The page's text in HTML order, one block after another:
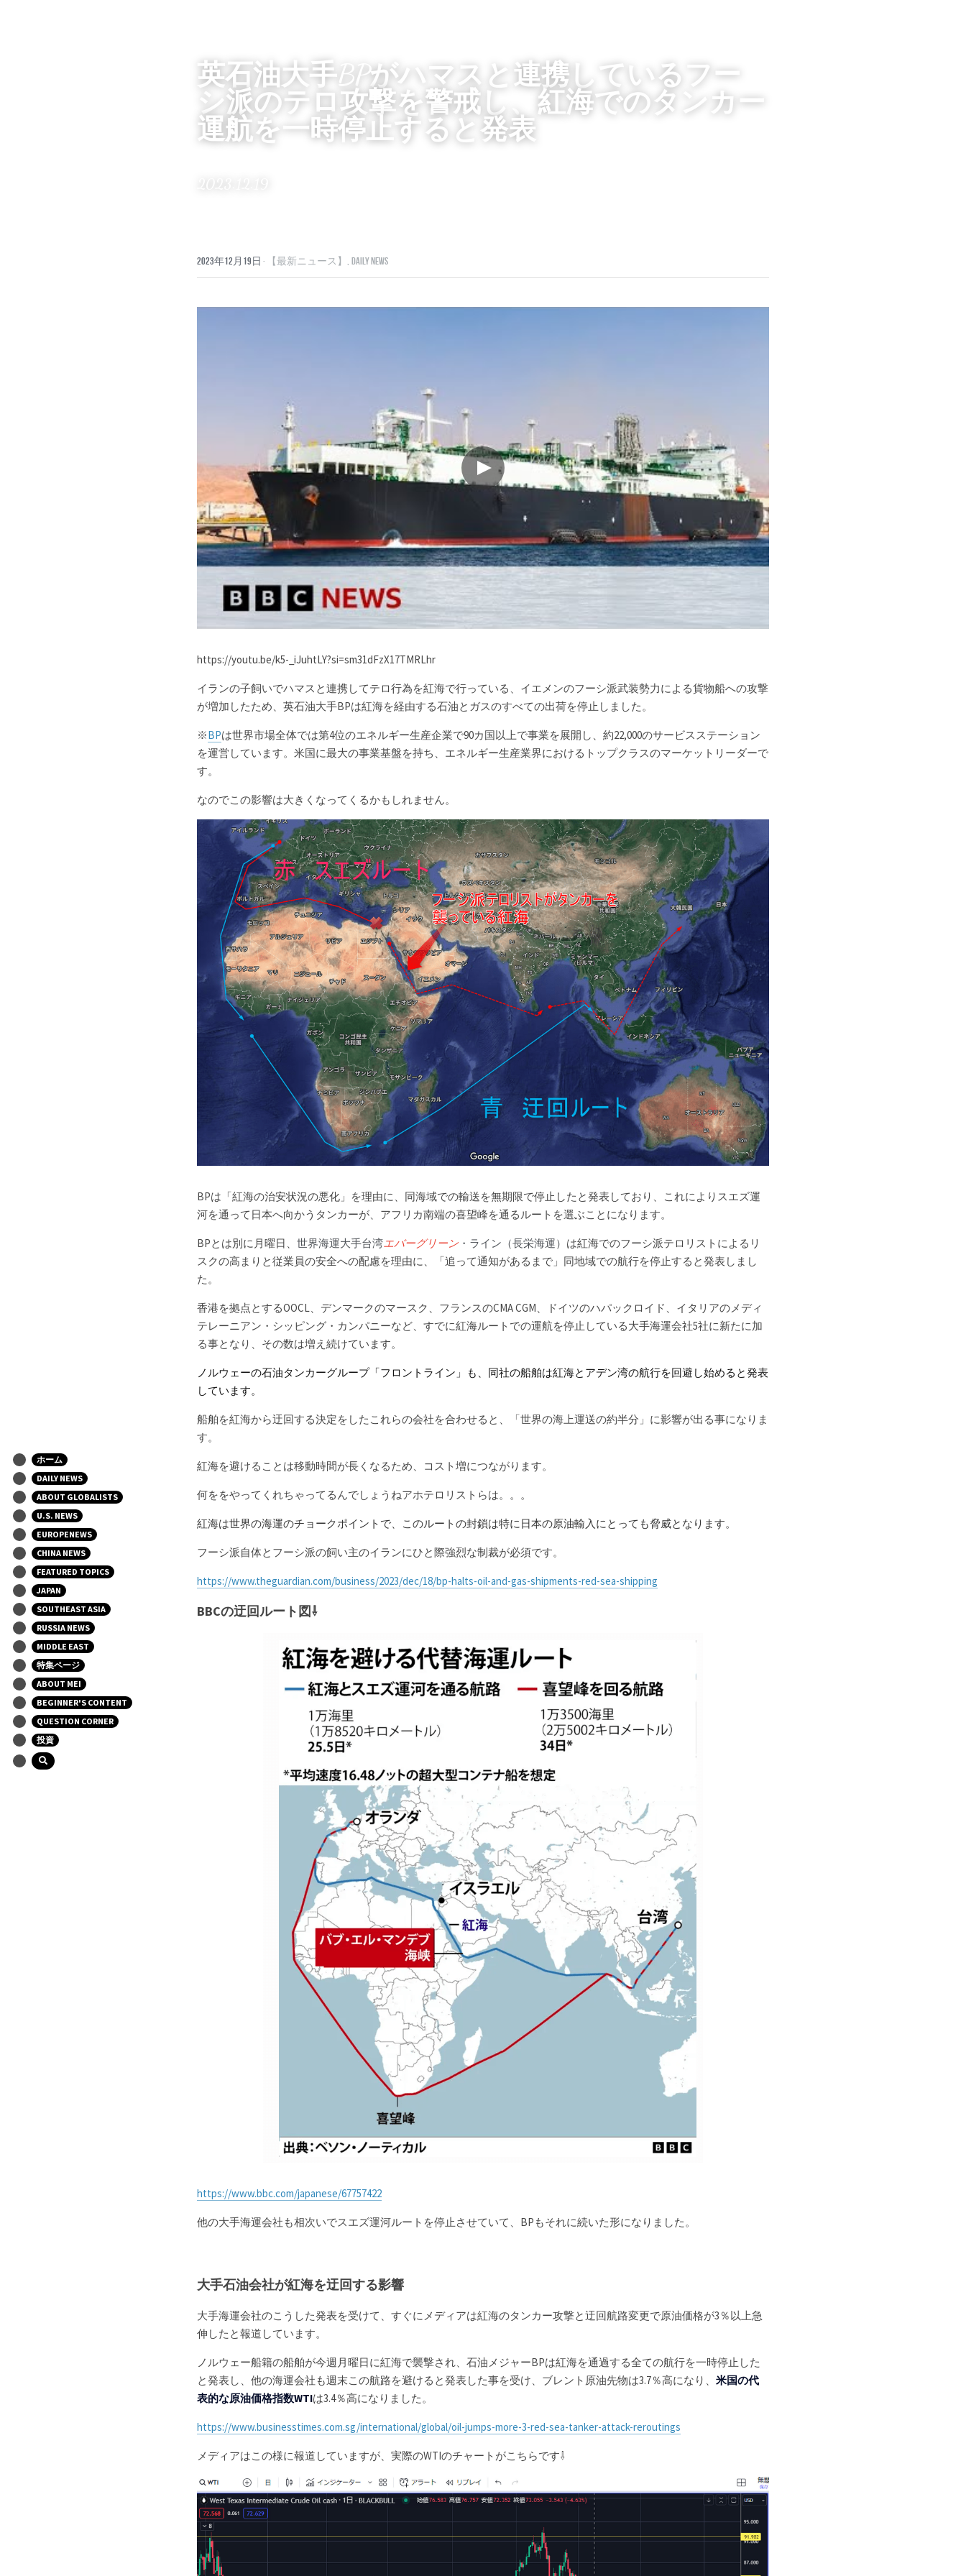
ホーム
DAILY NEWS
ABOUT GLOBALISTS
U.S. NEWS
EUROPENEWS
CHINA NEWS
FEATURED TOPICS
JAPAN
SOUTHEAST ASIA
RUSSIA NEWS
MIDDLE EAST
特集ページ
ABOUT MEI
BEGINNER'S CONTENT
QUESTION CORNER
投資
英石油大手BPがハマスと連携しているフー
シ派のテロ攻撃を警戒し、紅海でのタンカー
運航を一時停止すると発表
2023年12月19日 · 【最新ニュース】, Daily News
https://youtu.be/k5-_iJuhtLY?si=sm31dFzX17TMRLhr
イランの子飼いでハマスと連携してテロ行為を紅海で行っている、イエメンのフーシ派武装勢力による貨物船への攻撃
が増加したため、 英石油大手BPは紅海を経由する石油とガスのすべての出荷を停止しました。
※BPは世界市場全体では第4位のエネルギー生産企業で90カ国以上で事業を展開し、約22,000のサービスステーション
を運営しています。米国に最大の事業基盤を持ち、エネルギー生産業界におけるトップクラスのマーケットリーダーで
す。
なのでこの影響は大きくなってくるかもしれません。
BPは「紅海の治安状況の悪化」を理由に、同海域での輸送を無期限で停止したと発表しており、これによりスエズ運
河を通って日本へ向かうタンカーが、アフリカ南端の喜望峰を通るルートを選ぶことになります。
BPとは別に月曜日、 世界海運大手台湾エバーグリーン ・ライン（長栄海運） は紅海でのフーシ派テロリストによるリ
スクの高まりと従業員の安全への配慮を理由に、「追って通知があるまで」同地域での航行を停止すると発表しまし
た。
香港を拠点とするOOCL、デンマークのマースク、フランスのCMA CGM、ドイツのハパックロイド、イタリアのメディ
テレーニアン・シッピング・カンパニーなど、すでに紅海ルートでの運航を停止している大手海運会社5社に新たに加
る事となり、その数は増え続けています。
ノルウェーの石油タンカーグループ「フロントライン」も、同社の船舶は紅海とアデン湾の航行を回避し始めると発表
しています。
船舶を紅海から迂回する決定をしたこれらの会社を合わせると、「世界の海上運送の約半分」に影響が出る事になりま
す。
紅海を避けることは移動時間が長くなるため、コスト増につながります。
何ををやってくれちゃってるんでしょうねアホテロリストらは。。。
紅海は世界の海運のチョークポイントで、このルートの封鎖は特に日本の原油輸入にとっても脅威となります。
フーシ派自体とフーシ派の飼い主のイランにひと際強烈な制裁が必須です。
https://www.theguardian.com/business/2023/dec/18/bp-halts-oil-and-gas-shipments-red-sea-shipping
BBCの迂回ルート図⇩
https://www.bbc.com/japanese/67757422
他の大手海運会社も相次いでスエズ運河ルートを停止させていて、BPもそれに続いた形になりました。
大手石油会社が紅海を迂回する影響
大手海運会社のこうした発表を受けて、すぐにメディアは紅海のタンカー攻撃と迂回航路変更で原油価格が3％以上急
伸したと報道しています。
ノルウェー船籍の船舶が今週月曜日に紅海で襲撃され、石油メジャーBPは紅海を通過する全ての航行を一時停止した
と発表し、他の海運会社も週末この航路を避けると発表した事を受け、ブレント原油先物は3.7％高になり、 米国の代
表的な原油価格指数WTIは3.4％高になりました。
https://www.businesstimes.com.sg/international/global/oil-jumps-more-3-red-sea-tanker-attack-reroutings
メディアはこの様に報道していますが、実際のWTIのチャートがこちらです⇩